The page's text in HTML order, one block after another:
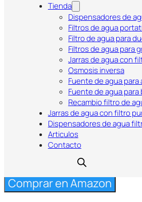
Tienda
Dispensadores de
Filtros de agua
Filtro de agua para
Filtros de agua para
Jarras de agua con
Osmosis inversa
Fuente de agua para
Fuente de agua
Recambio filtro de
Jarras de agua con filtro
Dispensadores de agua
Articulos
Contacto
Cartucho de
AQUAWATER
Ecológico y de Alta
12,90 €
Comprar en Amazon